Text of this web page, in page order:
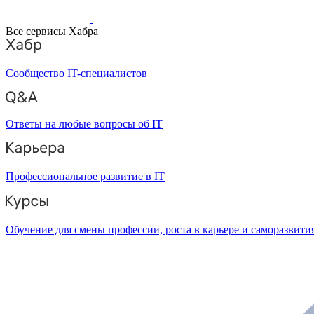
Все сервисы Хабра
Сообщество IT-специалистов
Ответы на любые вопросы об IT
Профессиональное развитие в IT
Обучение для смены профессии, роста в карьере и